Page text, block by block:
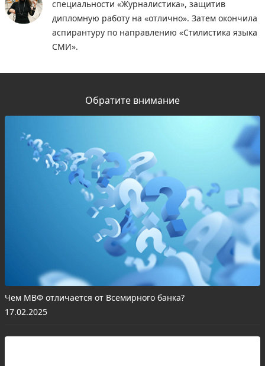
специальности «Журналистика», защитив
дипломную работу на «отлично». Затем окончила
аспирантуру по направлению «Стилистика языка
СМИ».
Обратите внимание
Чем МВФ отличается от Всемирного банка?
17.02.2025